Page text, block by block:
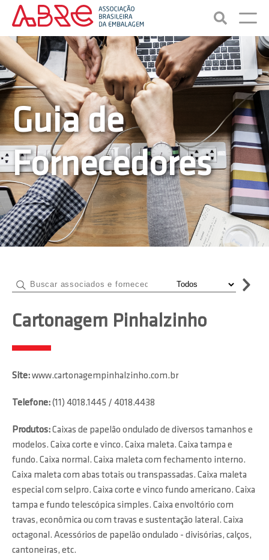
Guia de
Fornecedores
Cartonagem Pinhalzinho
Site:www.cartonagempinhalzinho.com.br
Telefone:(11) 4018.1445 / 4018.4438
Produtos:Caixas de papelão ondulado de diversos tamanhos e
modelos. Caixa corte e vinco. Caixa maleta. Caixa tampa e
fundo. Caixa normal. Caixa maleta com fechamento interno.
Caixa maleta com abas totais ou transpassadas. Caixa maleta
especial com selpro. Caixa corte e vinco fundo americano. Caixa
tampa e fundo telescópica simples. Caixa envoltório com
travas, econômica ou com travas e sustentação lateral. Caixa
octagonal. Acessórios de papelão ondulado - divisórias, calços,
cantoneiras, etc.